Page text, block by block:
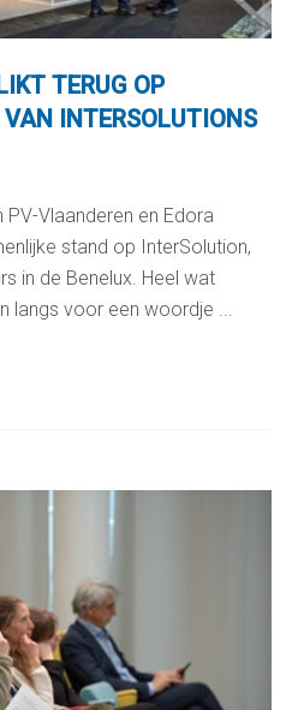
TERUG OP
INTERSOLUTIONS
PV-Vlaanderen en Edora
stand op InterSolution,
in de Benelux. Heel wat
langs voor een woordje ...